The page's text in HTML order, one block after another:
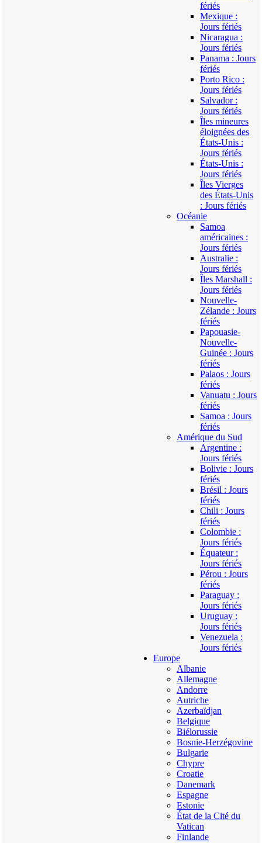
fériés
Mexique :
Jours fériés
Nicaragua :
Jours fériés
Panama : Jours
fériés
Porto Rico :
Jours fériés
Salvador :
Jours fériés
Îles mineures
éloignées des
États-Unis :
Jours fériés
États-Unis :
Jours fériés
Îles Vierges
des États-Unis
: Jours fériés
Océanie
Samoa
américaines :
Jours fériés
Australie :
Jours fériés
Îles Marshall :
Jours fériés
Nouvelle-
Zélande : Jours
fériés
Papouasie-
Nouvelle-
Guinée : Jours
fériés
Palaos : Jours
fériés
Vanuatu : Jours
fériés
Samoa : Jours
fériés
Amérique du Sud
Argentine :
Jours fériés
Bolivie : Jours
fériés
Brésil : Jours
fériés
Chili : Jours
fériés
Colombie :
Jours fériés
Équateur :
Jours fériés
Pérou : Jours
fériés
Paraguay :
Jours fériés
Uruguay :
Jours fériés
Venezuela :
Jours fériés
Europe
Albanie
Allemagne
Andorre
Autriche
Azerbaïdjan
Belgique
Biélorussie
Bosnie-Herzégovine
Bulgarie
Chypre
Croatie
Danemark
Espagne
Estonie
État de la Cité du
Vatican
Finlande